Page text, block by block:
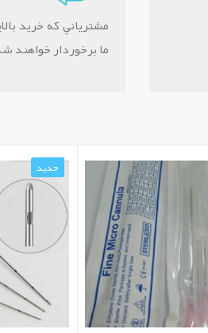
مشترياني که خريد
ما برخوردار خواهند
جدید